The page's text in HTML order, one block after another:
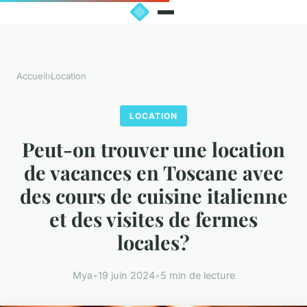
Accueil›Location
LOCATION
Peut-on trouver une location
de vacances en Toscane avec
des cours de cuisine italienne
et des visites de fermes
locales?
Mya•19 juin 2024•5 min de lecture